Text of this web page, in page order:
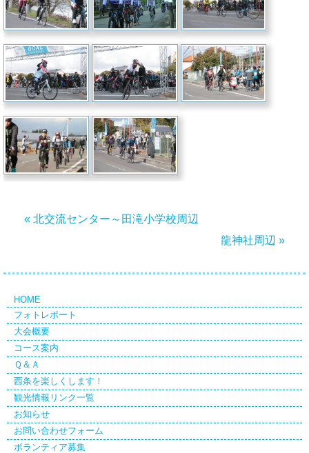
« 北交流センター～田滝小学校周辺
龍神社周辺 »
HOME
フォトレポート
大会概要
コース案内
Ｑ＆Ａ
西条を楽しくします！
観光情報リンク一覧
お知らせ
お問い合わせフォーム
ボランティア募集